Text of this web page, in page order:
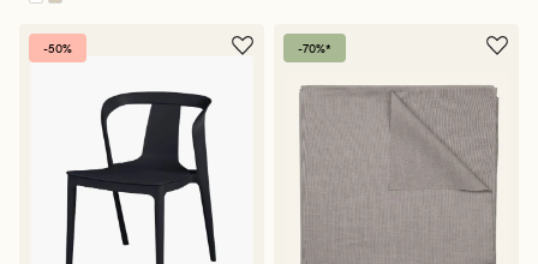
-50% -70%*